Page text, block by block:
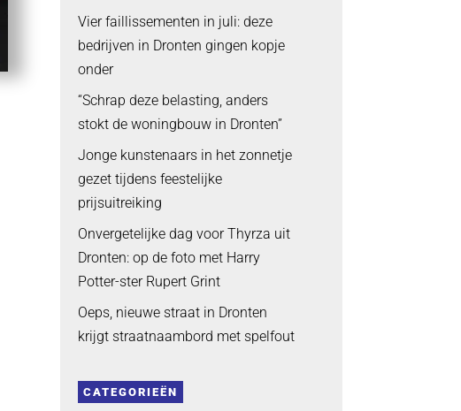
Vier faillissementen in juli: deze
bedrijven in Dronten gingen kopje
onder
“Schrap deze belasting, anders
stokt de woningbouw in Dronten”
Jonge kunstenaars in het zonnetje
gezet tijdens feestelijke
prijsuitreiking
Onvergetelijke dag voor Thyrza uit
Dronten: op de foto met Harry
Potter-ster Rupert Grint
Oeps, nieuwe straat in Dronten
krijgt straatnaambord met spelfout
CATEGORIEËN